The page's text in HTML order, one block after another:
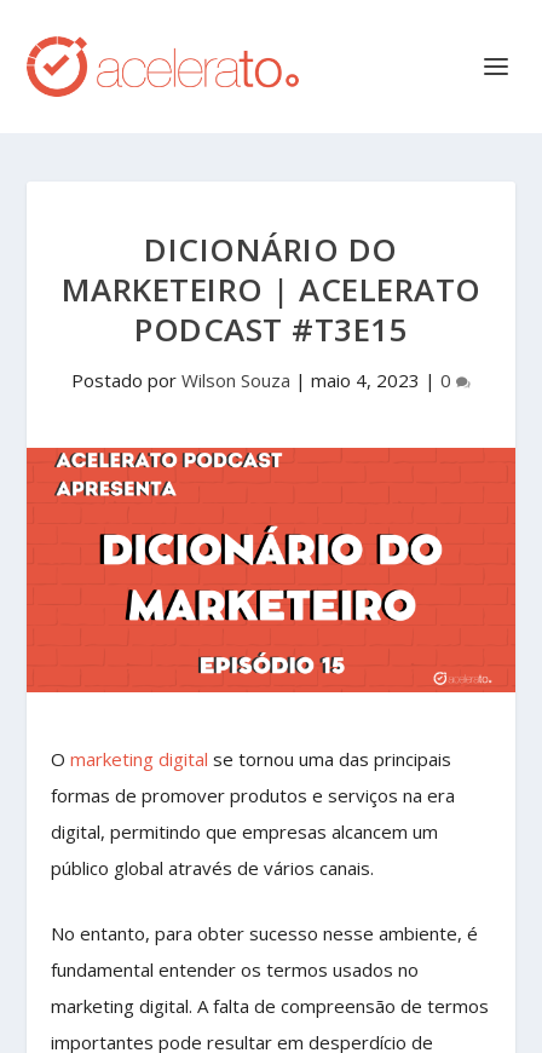
DICIONÁRIO DO
MARKETEIRO | ACELERATO
PODCAST #T3E15
Postado por Wilson Souza | maio 4, 2023 | 0
Omarketing digital se tornou uma das principais
formas de promover produtos e serviços na era
digital, permitindo que empresas alcancem um
público global através de vários canais.
No entanto, para obter sucesso nesse ambiente, é
fundamental entender os termos usados no
marketing digital. A falta de compreensão de termos
importantes pode resultar em desperdício de